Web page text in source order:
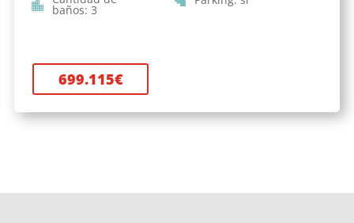
baños: 3
699.115€